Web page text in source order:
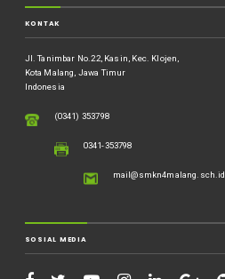
KONTAK
Jl. Tanimbar No.22, Kasin, Kec. Klojen,
Kota Malang, Jawa Timur
Indonesia
(0341) 353798
0341-353798
mail@smkn4malang.sch.id
SOSIAL MEDIA